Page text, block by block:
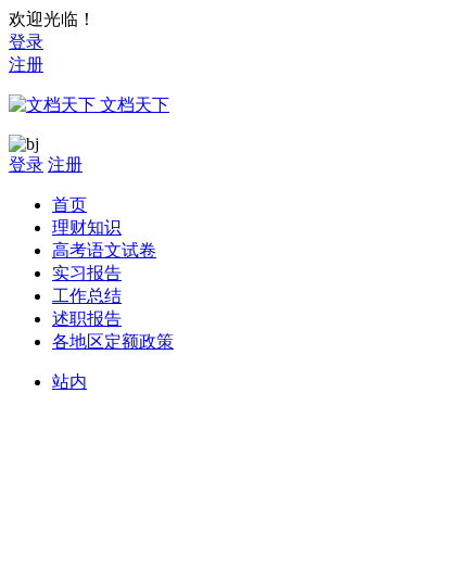
欢迎光临！
登录
注册
文档天下
登录 注册
首页
理财知识
高考语文试卷
实习报告
工作总结
述职报告
各地区定额政策
站内